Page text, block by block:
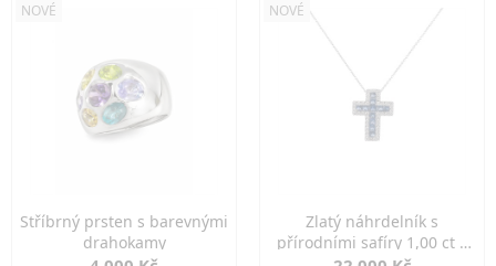
NOVÉ
Stříbrný prsten s barevnými
drahokamy
NOVÉ
Zlatý náhrdelník s
přírodními safíry 1,00 ct a